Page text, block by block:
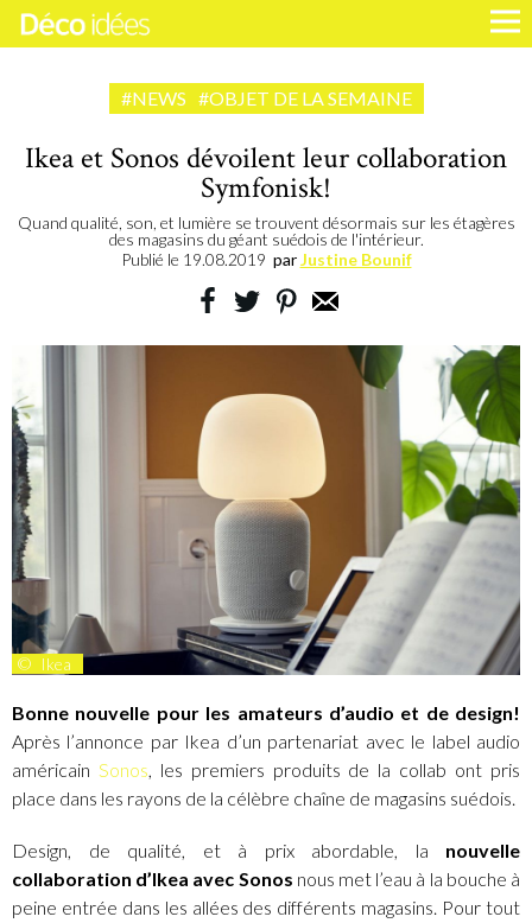
#NEWS #OBJET DE LA SEMAINE
Ikea et Sonos dévoilent leur collaboration
Symfonisk!
Quand qualité, son, et lumière se trouvent désormais sur les étagères
des magasins du géant suédois de l'intérieur.
Publié le 19.08.2019 parJustine Bounif
© Ikea
Bonne nouvelle pour les amateurs d’audio et de design!
Après l’annonce par Ikea d’un partenariat avec le label audio
américain Sonos, les premiers produits de la collab ont pris
place dans les rayons de la célèbre chaîne de magasins suédois.
Design, de qualité, et à prix abordable, la nouvelle
collaboration d’Ikea avec Sonos nous met l’eau à la bouche à
peine entrée dans les allées des différents magasins. Pour tout